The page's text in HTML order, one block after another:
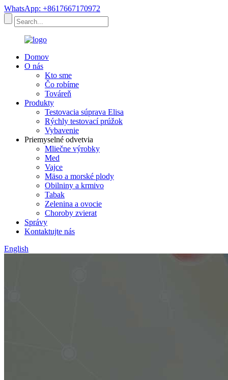
WhatsApp: +8617667170972
Domov
O nás
Kto sme
Čo robíme
Továreň
Produkty
Testovacia súprava Elisa
Rýchly testovací prúžok
Vybavenie
Priemyselné odvetvia
Mliečne výrobky
Med
Vajce
Mäso a morské plody
Obilniny a krmivo
Tabak
Zelenina a ovocie
Choroby zvierat
Správy
Kontaktujte nás
English